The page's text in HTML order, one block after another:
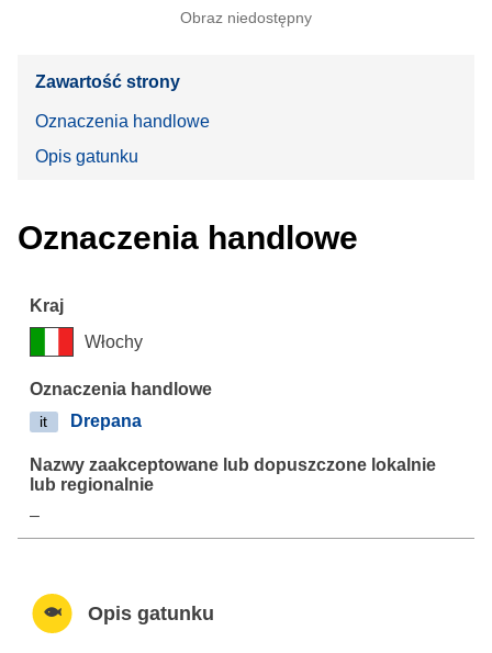
Obraz niedostępny
Zawartość strony
Oznaczenia handlowe
Opis gatunku
Oznaczenia handlowe
Włochy
it Drepana
–
Opis gatunku